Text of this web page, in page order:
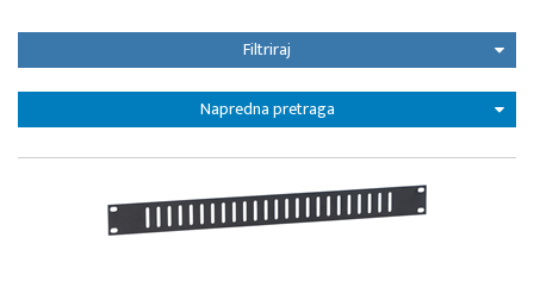
Filtriraj
Napredna pretraga